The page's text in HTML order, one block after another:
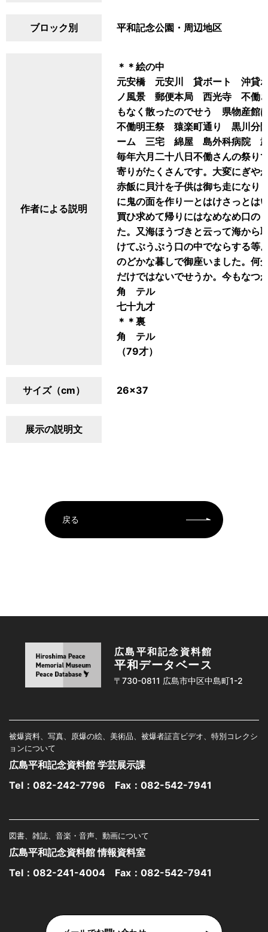
ブロック別 平和記念公園・周辺地区
作者による説明
＊＊絵の中
元安橋 元安川 貸ボート 沖貸
ノ風景 郵便本局 西光寺 不働
もなく散ったのでせう 県物産館
不働明王祭 猿楽町通り 黒川
ーム 三宅 綿屋 島外科病院
毎年六月二十八日不働さんの祭り
寄りがたくさんです。大変にぎや
赤飯に貝汁を子供は御ち走になり
に鬼の面を作り一とはけさっとは
買ひ求めて帰りにはなめなめ口の
た。又海ほうづきと云って海から
けてぶうぶう口の中でならする
のどかな暮しで御座いました。何
だけではないでせうか。今もなつ
角 テル
七十九才
＊＊裏
角 テル
（79才）
サイズ（cm） 26×37
展示の説明文
戻る
広島平和記念資料館
平和データベース
〒730-0811 広島市中区中島町1-2
被爆資料、写真、原爆の絵、美術品、被爆者証言ビデオ、特別コレクシ
ョンについて
広島平和記念資料館 学芸展示課
Tel： 082-242-7796 Fax：082-542-7941
図書、雑誌、音楽・音声、動画について
広島平和記念資料館 情報資料室
Tel： 082-241-4004 Fax：082-542-7941